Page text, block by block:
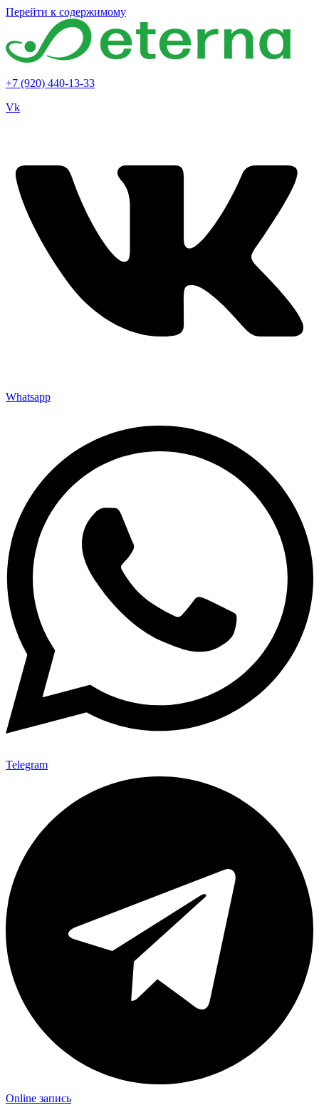
Перейти к содержимому
+7 (920) 440-13-33
Vk
Whatsapp
Telegram
Online запись